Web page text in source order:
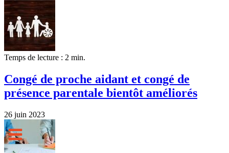
Temps de lecture : 2 min.
Congé de proche aidant et congé de
présence parentale bientôt améliorés
26 juin 2023